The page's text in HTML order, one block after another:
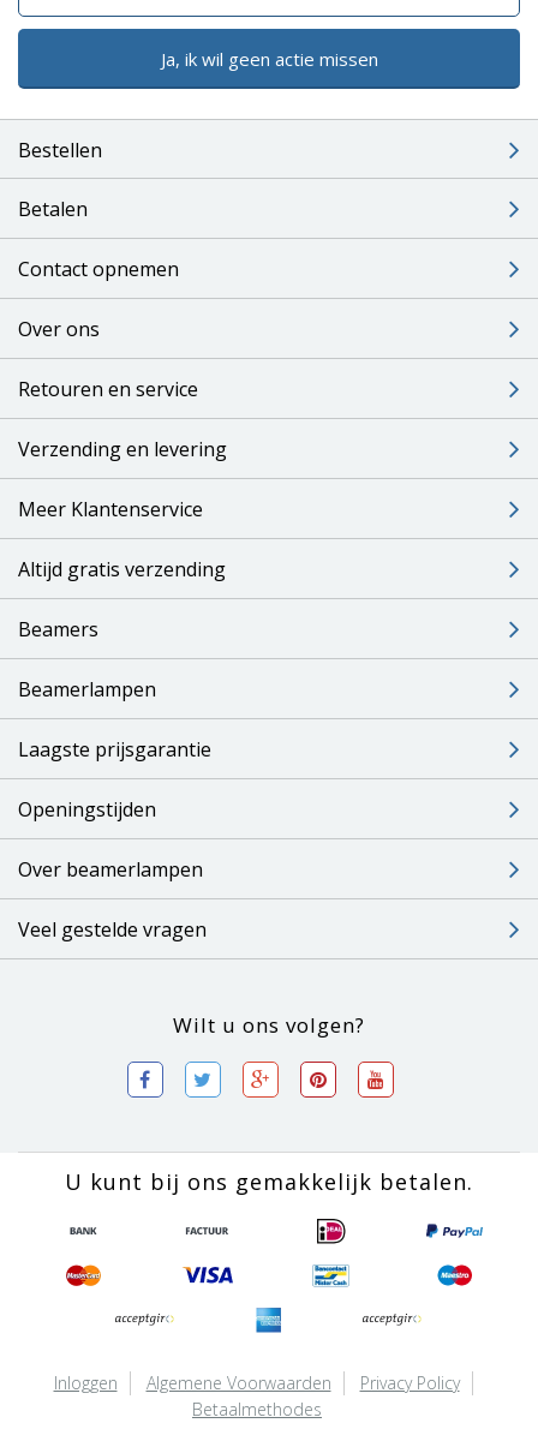
Ja, ik wil geen actie missen
Bestellen
Betalen
Contact opnemen
Over ons
Retouren en service
Verzending en levering
Meer Klantenservice
Altijd gratis verzending
Beamers
Beamerlampen
Laagste prijsgarantie
Openingstijden
Over beamerlampen
Veel gestelde vragen
Wilt u ons volgen?
U kunt bij ons gemakkelijk betalen.
Inloggen Algemene Voorwaarden
Privacy Policy
Betaalmethodes